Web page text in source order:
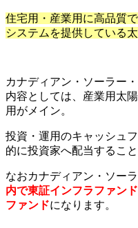
住宅用・産業用に高品質
システムを提供している
カナディアン・ソーラー
内容としては、産業用太
用がメイン。
投資・運用のキャッシュ
的に投資家へ配当するこ
なおカナディアン・ソー
内で東証インフラファン
ファンドになります。